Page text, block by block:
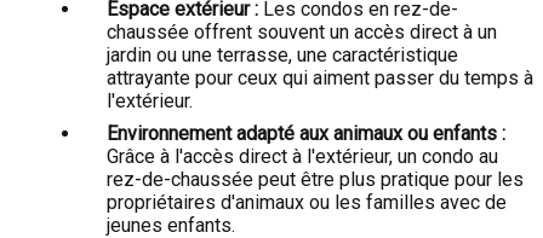
Espace extérieur : Les condos en rez-de-
chaussée offrent souvent un accès direct à un
jardin ou une terrasse, une caractéristique
attrayante pour ceux qui aiment passer du temps à
l'extérieur.
Environnement adapté aux animaux ou enfants :
Grâce à l'accès direct à l'extérieur, un condo au
rez-de-chaussée peut être plus pratique pour les
propriétaires d'animaux ou les familles avec de
jeunes enfants.